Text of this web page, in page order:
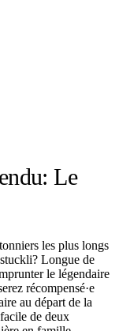
Le
les plus longs
Longue de
le légendaire
récompensé·e
au départ de la
de deux